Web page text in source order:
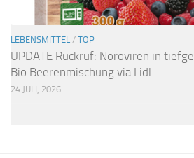
LEBENSMITTEL / TOP
UPDATE Rückruf: Noroviren in
Bio Beerenmischung via Lidl
24 JULI, 2026